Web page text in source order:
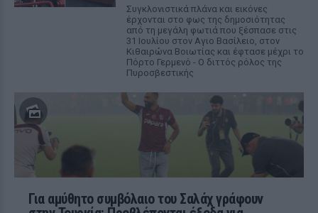
Συγκλονιστικά πλάνα και εικόνες
έρχονται στο φως της δημοσιότητας
από τη μεγάλη φωτιά που ξέσπασε στις
31 Ιουλίου στον Αγιο Βασίλειο, στον
Κιθαιρώνα Βοιωτίας και έφτασε μέχρι το
Πόρτο Γερμενό - Ο διττός ρόλος της
Πυροσβεστικής
Για αμύθητο συμβόλαιο του Σαλάχ γράφουν